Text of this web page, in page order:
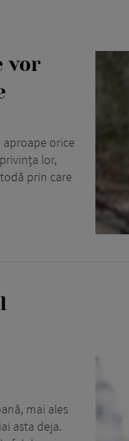
vor
orice
lor,
prin care
mai ales
asta deja.